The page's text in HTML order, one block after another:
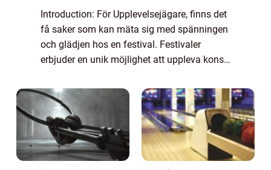
Introduction: För Upplevelsejägare, finns det
få saker som kan mäta sig med spänningen
och glädjen hos en festival. Festivaler
erbjuder en unik möjlighet att uppleva konst,
andra evenemang kan göra. Denna arti...